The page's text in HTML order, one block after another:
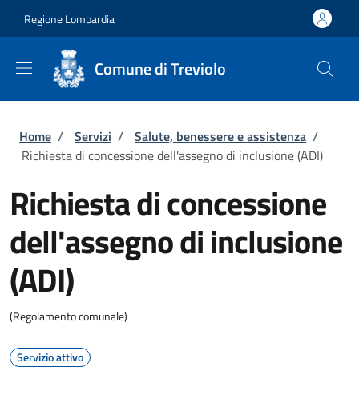
Regione Lombardia
Comune di Treviolo
Briciole di pane
Home / Servizi / Salute, benessere e assistenza /
Richiesta di concessione dell'assegno di inclusione (ADI)
Richiesta di concessione
dell'assegno di inclusione
(ADI)
(Regolamento comunale)
Servizio attivo